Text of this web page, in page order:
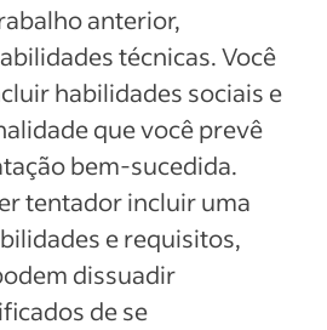
anterior,
técnicas. Você
habilidades sociais e
que você prevê
bem-sucedida.
tentador incluir uma
e requisitos,
dissuadir
de se